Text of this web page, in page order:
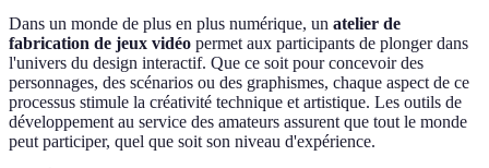
Dans un monde de plus en plus numérique, un atelier de
fabrication de jeux vidéo permet aux participants de plonger dans
l'univers du design interactif. Que ce soit pour concevoir des
personnages, des scénarios ou des graphismes, chaque aspect de ce
processus stimule la créativité technique et artistique. Les outils de
développement au service des amateurs assurent que tout le monde
peut participer, quel que soit son niveau d'expérience.